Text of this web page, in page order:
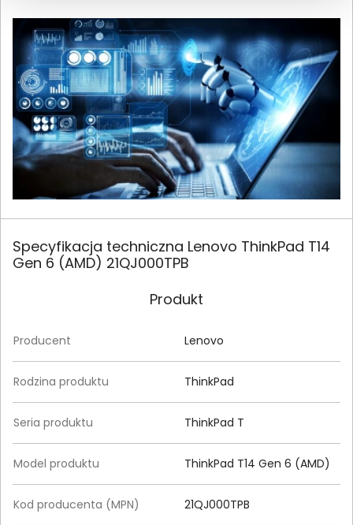
Specyfikacja techniczna Lenovo ThinkPad T14
Gen 6 (AMD) 21QJ000TPB
Produkt
Producent Lenovo
Rodzina produktu ThinkPad
Seria produktu ThinkPad T
Model produktu ThinkPad T14 Gen 6 (AMD)
Kod producenta (MPN) 21QJ000TPB